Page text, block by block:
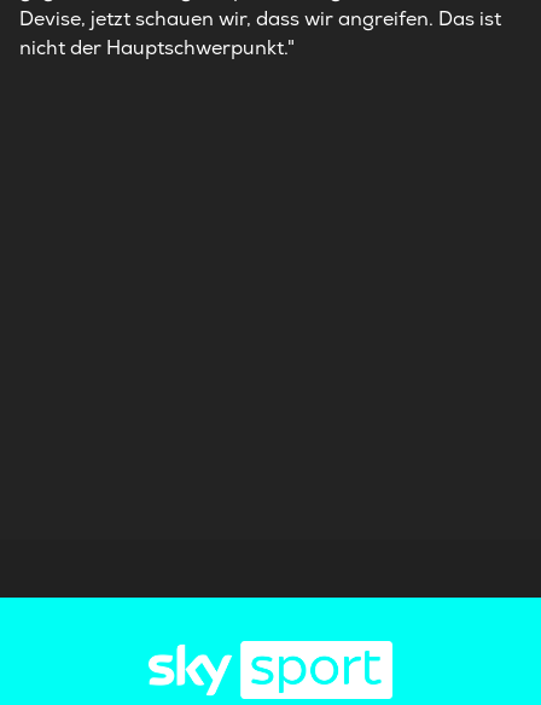
Devise, jetzt schauen wir, dass wir angreifen. Das ist
nicht der Hauptschwerpunkt."